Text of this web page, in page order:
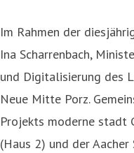
Im Rahmen der
Ina Scharrenbach,
und Digitalisierung des
Neue Mitte Porz.
Projekts moderne stadt
(Haus 2) und der Aacher